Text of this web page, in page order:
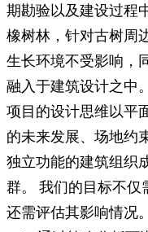
期勘验以及建设过程
橡树林，针对古树周
生长环境不受影响，
融入于建筑设计之中
项目的设计思维以平
的未来发展、场地约
独立功能的建筑组织
群。 我们的目标不仅
还需评估其影响情况